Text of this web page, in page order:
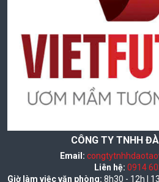
CÔNG TY TNHH
Email:
Liên hệ: 0914
Giờ làm việc văn phòng: 8h30 - 12h |